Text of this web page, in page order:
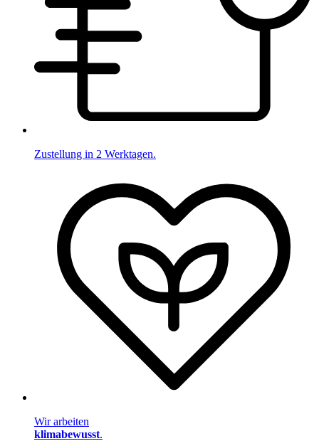
Zustellung in 2 Werktagen.
Wir arbeiten
klimabewusst.